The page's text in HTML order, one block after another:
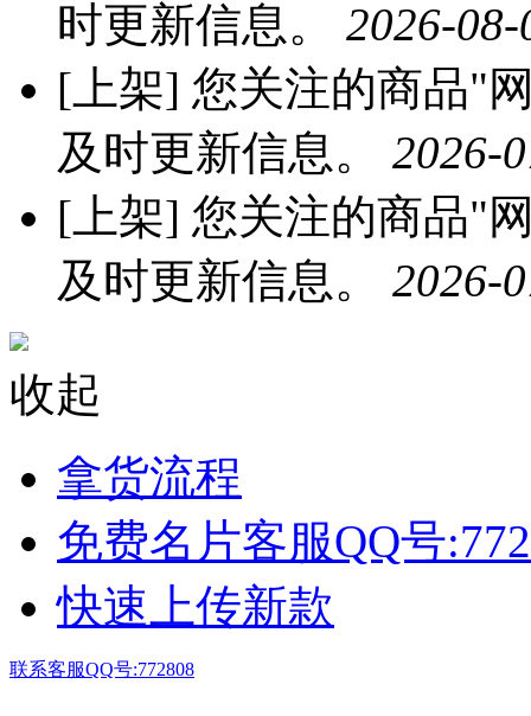
时更新信息。 2026-
[上架] 您关注的商品"
及时更新信息。 2026-
[上架] 您关注的商品"
及时更新信息。 2026-
收起
拿货流程
免费名片客服QQ号
快速上传新款
联系客服QQ号:772808